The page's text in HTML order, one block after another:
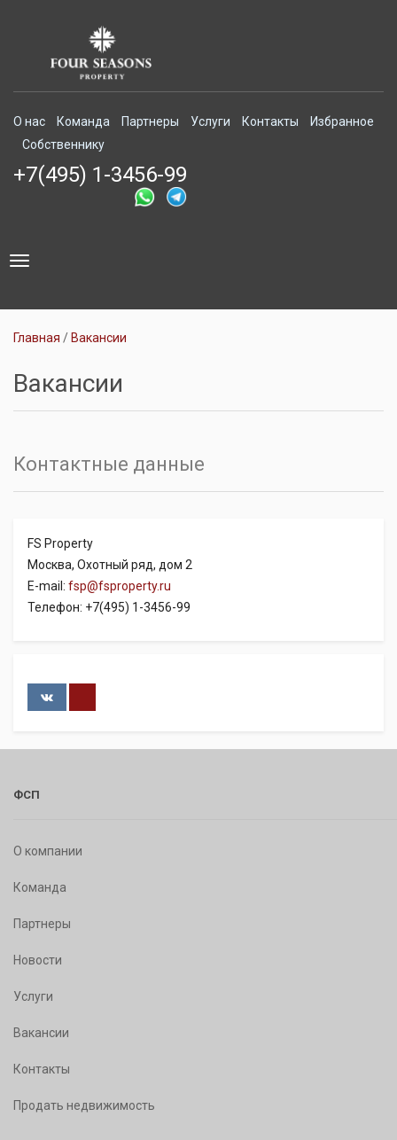
О нас Команда Партнеры Услуги Контакты
Избранное
Собственнику
+7(495) 1-3456-99
Toggle
Главная Вакансии
Вакансии
Контактные данные
FS Property
Москва, Охотный ряд, дом 2
E-mail: fsp@fsproperty.ru
Телефон: +7(495) 1-3456-99
ФСП
О компании
Команда
Партнеры
Новости
Услуги
Вакансии
Контакты
Продать недвижимость